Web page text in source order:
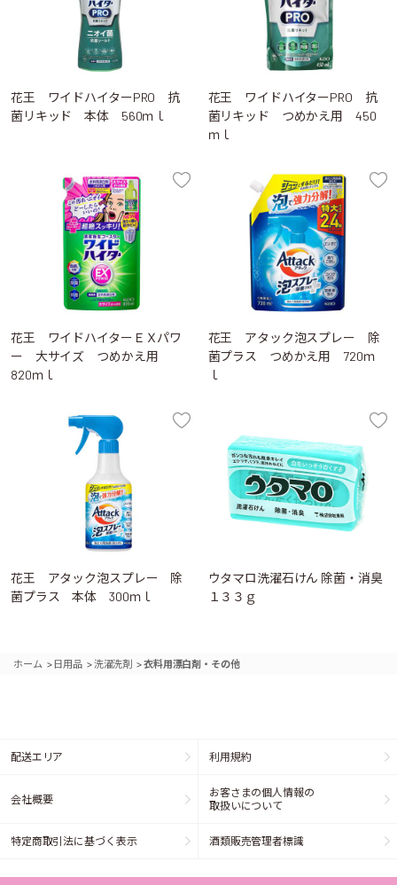
花王 ワイドハイターPRO 抗
菌リキッド 本体 560ｍｌ
花王 ワイドハイターPRO 抗
菌リキッド つめかえ用 450
ｍｌ
花王 ワイドハイターＥＸパワ
ー 大サイズ つめかえ用
820ｍｌ
花王 アタック泡スプレー 除
菌プラス つめかえ用 720ｍ
ｌ
花王 アタック泡スプレー 除
菌プラス 本体 300ｍｌ
ウタマロ洗濯石けん 除菌・消臭
１３３ｇ
ホーム > 日用品 >洗濯洗剤 >衣料用漂白剤・その他
配送エリア 利用規約
会社概要
お客さまの個人情報の
取扱いについて
特定商取引法に基づく表示 酒類販売管理者標識